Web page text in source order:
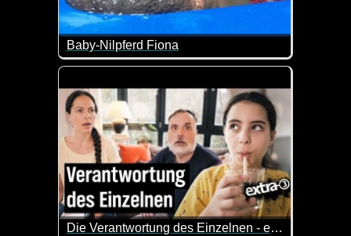
Baby-Nilpferd Fiona
Wenn dieses Video vom Baby-Nilpferd Fiona
Die Verantwortung des Einzelnen - extra 3